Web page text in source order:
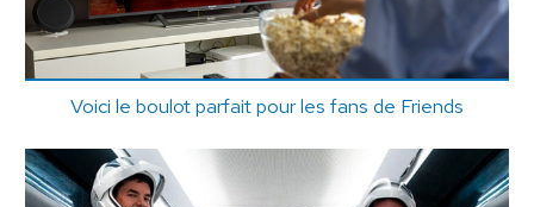
Voici le boulot parfait pour les fans de Friends